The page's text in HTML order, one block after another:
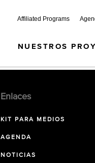
Affiliated Programs
NUESTROS
Enlaces
KIT PARA MEDIOS
AGENDA
NOTICIAS